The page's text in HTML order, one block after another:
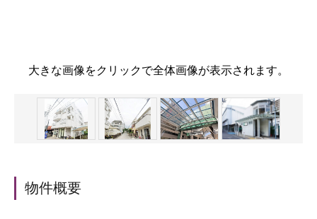
大きな画像をクリックで全体画像が表示されます。
物件概要